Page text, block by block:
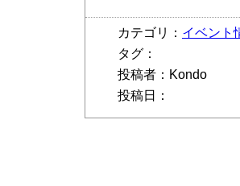
カテゴリ： イベント
タグ：
投稿者：Kondo
投稿日：